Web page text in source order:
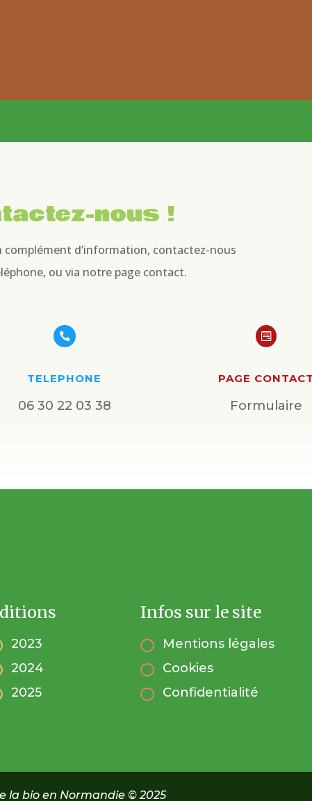
nous !
complément d’information, contactez-nous
ou via notre page contact.

TELEPHONE
06 30 22 03 38

PAGE CONTACT
Formulaire
2023
2024
2025
Infos sur le site
 Mentions légales
 Cookies
 Confidentialité
la bio en Normandie © 2025